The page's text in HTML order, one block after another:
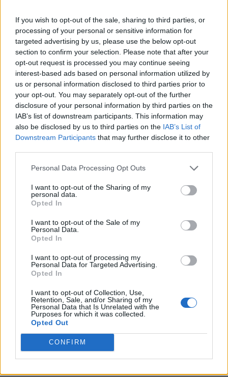
If you wish to opt-out of the sale, sharing to third parties, or
processing of your personal or sensitive information for
targeted advertising by us, please use the below opt-out
section to confirm your selection. Please note that after your
opt-out request is processed you may continue seeing
interest-based ads based on personal information utilized by
us or personal information disclosed to third parties prior to
your opt-out. You may separately opt-out of the further
disclosure of your personal information by third parties on the
IAB’s list of downstream participants. This information may
also be disclosed by us to third parties on the IAB’s List of
Downstream Participants that may further disclose it to other
Personal Data Processing Opt Outs
I want to opt-out of the Sharing of my
personal data.
Opted In
I want to opt-out of the Sale of my
Personal Data.
Opted In
I want to opt-out of processing my
Personal Data for Targeted Advertising.
Opted In
I want to opt-out of Collection, Use,
Retention, Sale, and/or Sharing of my
Personal Data that Is Unrelated with the
Purposes for which it was collected.
Opted Out
CONFIRM
già manifestato con decisione la volontà di puntare su
Maurizio Sarri. Sarri è molto stimato all'interno dell'ambiente
Atalanta: dalla dirigenza alla proprietà, fino a chi potrebbe
arrivare presto nel club, come Cristiano Giuntoli nel ruolo di
direttore sportivo. Insomma, all'Atalanta c'è grande
apprezzamento nei suoi confronti. Adesso bisognerà capire i
tempi del Napoli, le intenzioni del club e soprattutto cosa
vorrà fare Sarri. Da una parte c'è il progetto Atalanta, dove
potrebbe essere una figura centrale; dall'altra c'è il Napoli, che
rappresenta un discorso diverso per ambizioni, aspettative,
sogno e competizione europea. Come spesso accade nella
confronti della dirigenza. E naturalmente bisognerà capire
degli allenatori entra adesso in una fase molto importante:
Antonio Conte lascia il Napoli e chiude una storia breve ma
ancora una volta significativo".